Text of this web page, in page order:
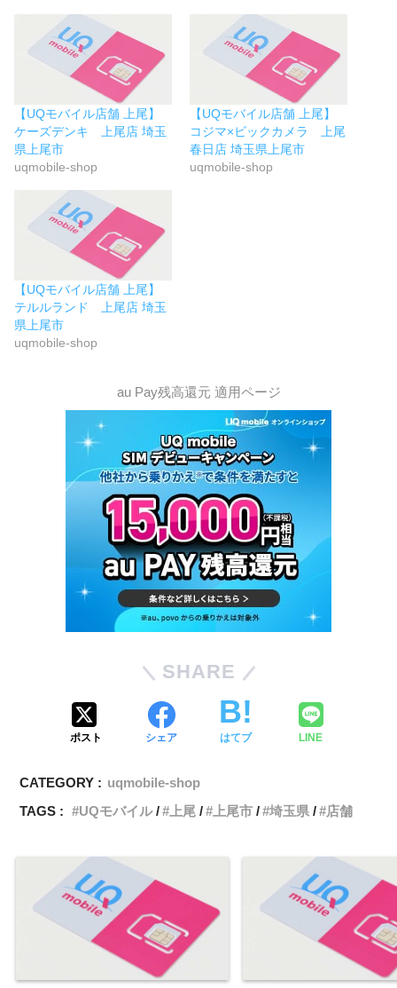
【UQモバイル店舗 上尾】
ケーズデンキ 上尾店 埼玉
県上尾市
uqmobile-shop
【UQモバイル店舗 上尾】
コジマ×ビックカメラ 上尾
春日店 埼玉県上尾市
uqmobile-shop
【UQモバイル店舗 上尾】
テルルランド 上尾店 埼玉
県上尾市
uqmobile-shop
au Pay残高還元 適用ページ
SHARE
ポスト シェア はてブ LINE
CATEGORY : uqmobile-shop
TAGS :
UQモバイル 上尾 上尾市 埼玉県 店舗